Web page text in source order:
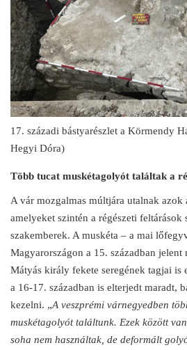
17. századi bástyarészlet a Körmendy
Hegyi Dóra)
Több tucat muskétagolyót találtak a
A vár mozgalmas múltjára utalnak azok
amelyeket szintén a régészeti feltárások
szakemberek. A muskéta – a mai
Magyarországon a 15. században jelent
Mátyás király fekete seregének tagjai is
a 16-17. században is elterjedt maradt,
kezelni. „A veszprémi várnegyedben
muskétagolyót találtunk. Ezek között
soha nem használtak, de deformált